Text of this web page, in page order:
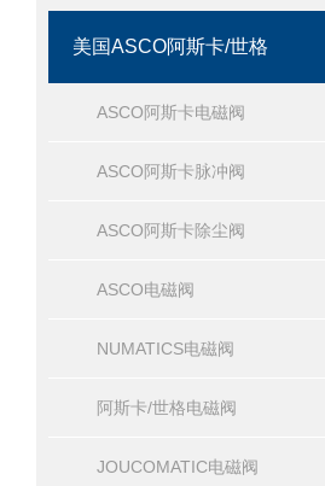
美国ASCO阿斯卡/世格
ASCO阿斯卡电磁阀
ASCO阿斯卡脉冲阀
ASCO阿斯卡除尘阀
ASCO电磁阀
NUMATICS电磁阀
阿斯卡/世格电磁阀
JOUCOMATIC电磁阀